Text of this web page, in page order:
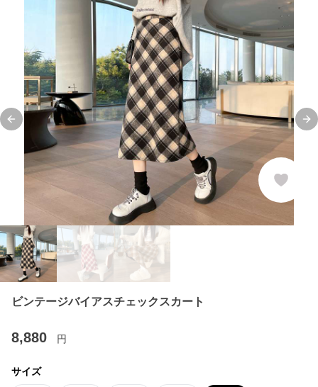
Previous slide
ビンテージバイアスチェックスカート
8,880 円
サイズ